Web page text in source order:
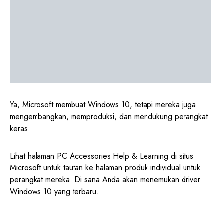
Ya, Microsoft membuat Windows 10, tetapi mereka juga
mengembangkan, memproduksi, dan mendukung perangkat
keras.
Lihat halaman PC Accessories Help & Learning di situs
Microsoft untuk tautan ke halaman produk individual untuk
perangkat mereka. Di sana Anda akan menemukan driver
Windows 10 yang terbaru.